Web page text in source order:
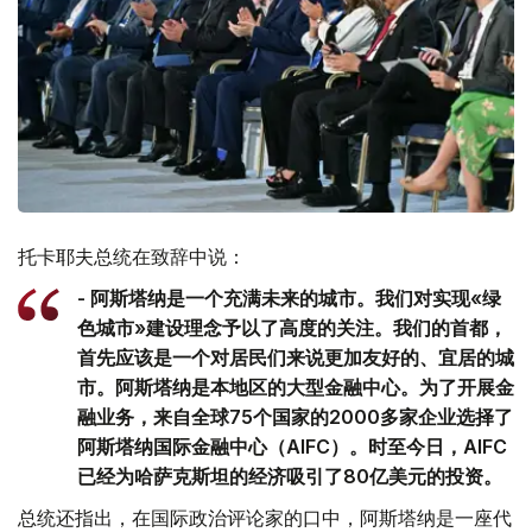
托卡耶夫总统在致辞中说：
- 阿斯塔纳是一个充满未来的城市。我们对实现«绿
色城市»建设理念予以了高度的关注。我们的首都，
首先应该是一个对居民们来说更加友好的、宜居的城
市。阿斯塔纳是本地区的大型金融中心。为了开展金
融业务，来自全球75个国家的2000多家企业选择了
阿斯塔纳国际金融中心（AIFC）。时至今日，AIFC
已经为哈萨克斯坦的经济吸引了80亿美元的投资。
总统还指出，在国际政治评论家的口中，阿斯塔纳是一座代